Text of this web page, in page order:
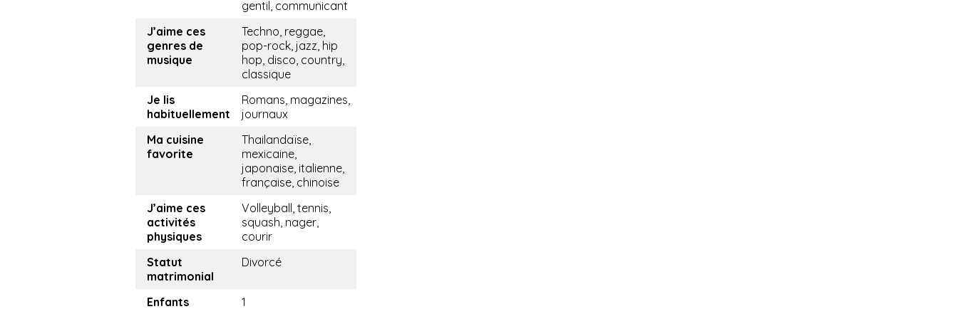
gentil, communicant
J’aime ces
genres de
musique
Techno, reggae,
pop-rock, jazz, hip
hop, disco, country,
classique
Je lis
habituellement
Romans, magazines,
journaux
Ma cuisine
favorite
Thailandaïse,
mexicaine,
japonaise, italienne,
française, chinoise
J’aime ces
activités
physiques
Volleyball, tennis,
squash, nager,
courir
Statut
matrimonial
Divorcé
Enfants 1